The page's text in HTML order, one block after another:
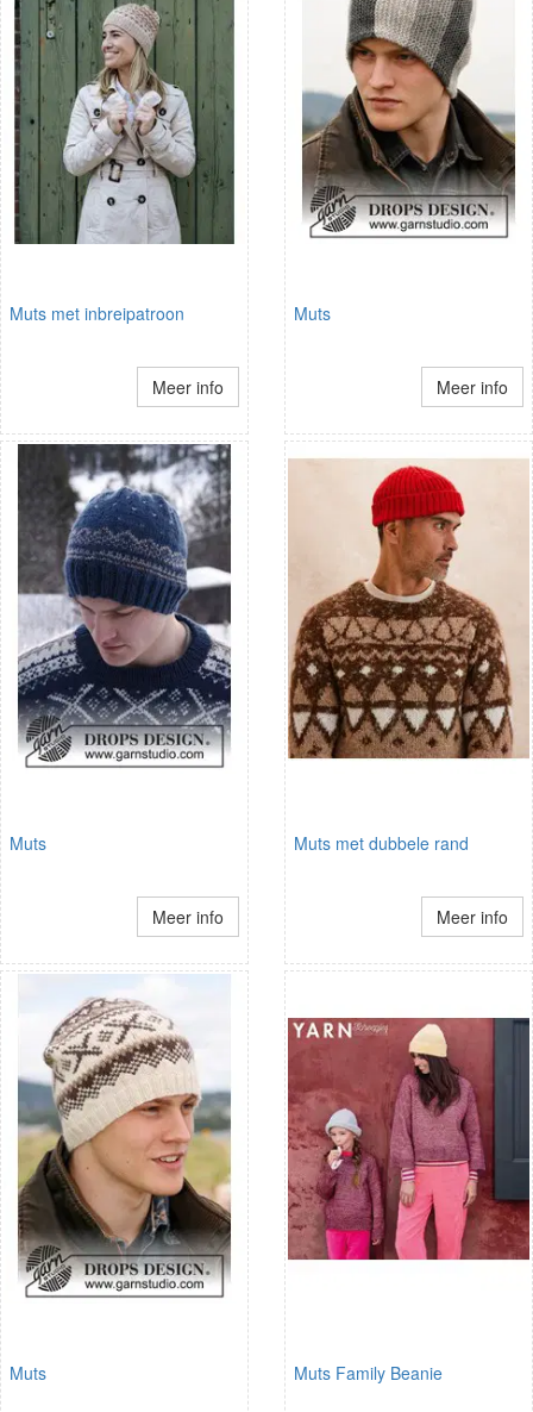
Muts met inbreipatroon
Meer info
Muts
Meer info
Muts
Meer info
Muts met dubbele rand
Meer info
Muts Muts Family Beanie